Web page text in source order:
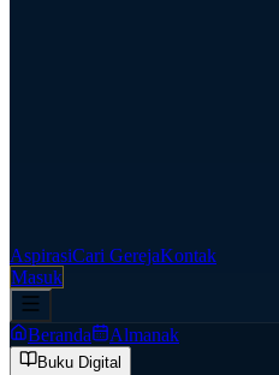
AspirasiCari GerejaKontak
Masuk
Beranda Almanak
Buku Digital